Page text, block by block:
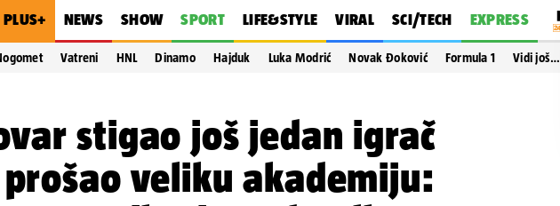
PLUS+ NEWS SHOW SPORT LIFE&STYLE VIRAL SCI/TECH EXPRESS
Vatreni HNL Dinamo Hajduk Luka Modrić Novak Đoković Formula 1 Vidi još…
stigao još jedan igrač
veliku akademiju: